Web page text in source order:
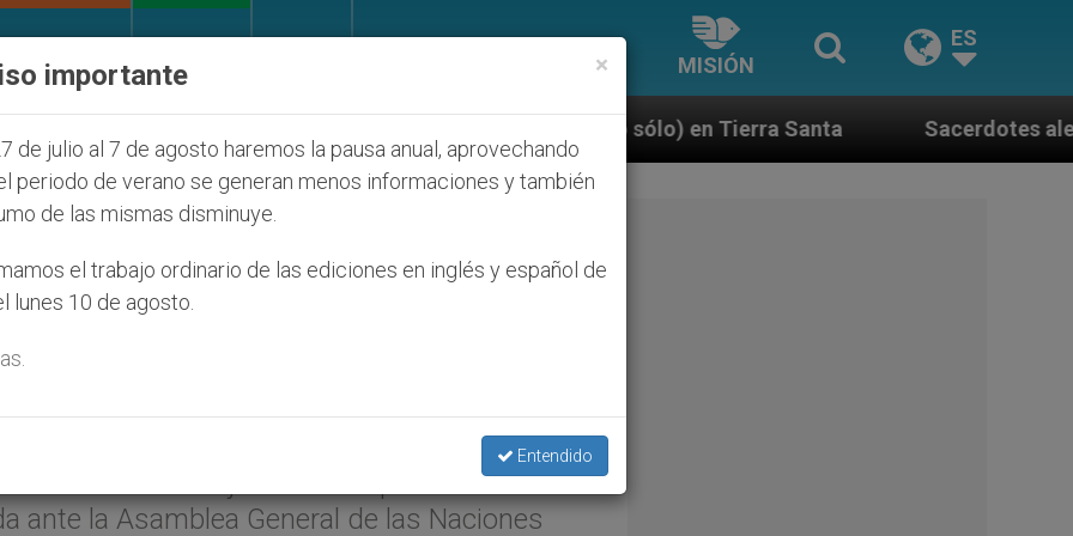
MISIÓN
ES
judíos que afecta a cristianos (y no sólo) en Tierra Santa Sacerdotes alemanes fieles al
la acción de la Iglesia
el sida
).- Publicamos la intervención del
del Consejo Pontificio para la Pastoral
ante la Asamblea General de las Naciones
×
importante
de julio al 7 de agosto haremos la pausa anual, aprovechando
periodo de verano se generan menos informaciones y también
de las mismas disminuye.
el trabajo ordinario de las ediciones en inglés y español de
lunes 10 de agosto.
Entendido